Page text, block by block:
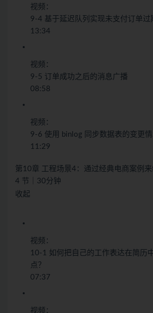
视频：
9-4 基于延迟队列实现未支付订单过
13:34
视频：
9-5 订单成功之后的消息广播
08:58
视频：
9-6 使用 binlog 同步数据表的变更情
11:29
第10章 工程场景4：通过经典电商案例
4 节｜30分钟
收起
视频：
10-1 如何把自己的工作表达在简历
点？
07:37
视频：